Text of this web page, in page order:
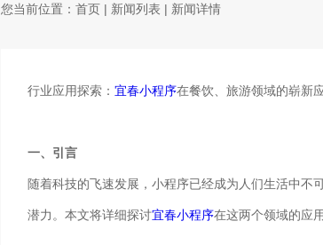
您当前位置： 首页 | 新闻列表 | 新闻详情
行业应用探索： 宜春小程序在餐饮、旅游领域的崭新
一、引言
随着科技的飞速发展，小程序已经成为人们生活中不
潜力。本文将详细探讨宜春小程序在这两个领域的应